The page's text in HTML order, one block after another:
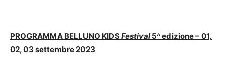
PROGRAMMA BELLUNO KIDSFestival5^ edizione – 01,
02, 03 settembre 2023